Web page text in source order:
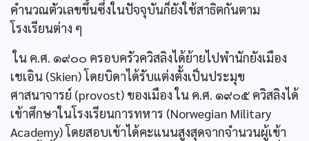
คำนวณตัวเลขขึ้นซึ่งในปัจจุบันก็ยังใช้สาธิตกันตาม
โรงเรียนต่าง ๆ
ใน ค.ศ. ๑๙๐๐ ครอบครัวควิสลิงได้ย้ายไปพำนักยังเมือง
เชเอิน (Skien) โดยบิดาได้รับแต่งตั้งเป็นประมุข
ศาสนาจารย์ (provost) ของเมือง ใน ค.ศ. ๑๙๐๕ ควิสลิงได้
เข้าศึกษาในโรงเรียนการทหาร (Norwegian Military
Academy) โดยสอบเข้าได้คะแนนสูงสุดจากจำนวนผู้เข้า